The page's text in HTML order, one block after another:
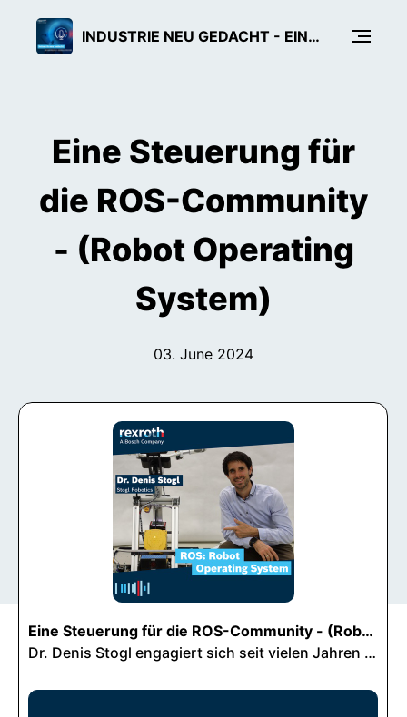
INDUSTRIE NEU GEDACHT - EIN TECH-PODCAST VON BOSCH REXROTH
Eine Steuerung für
die ROS-Community
- (Robot Operating
System)
03. June 2024